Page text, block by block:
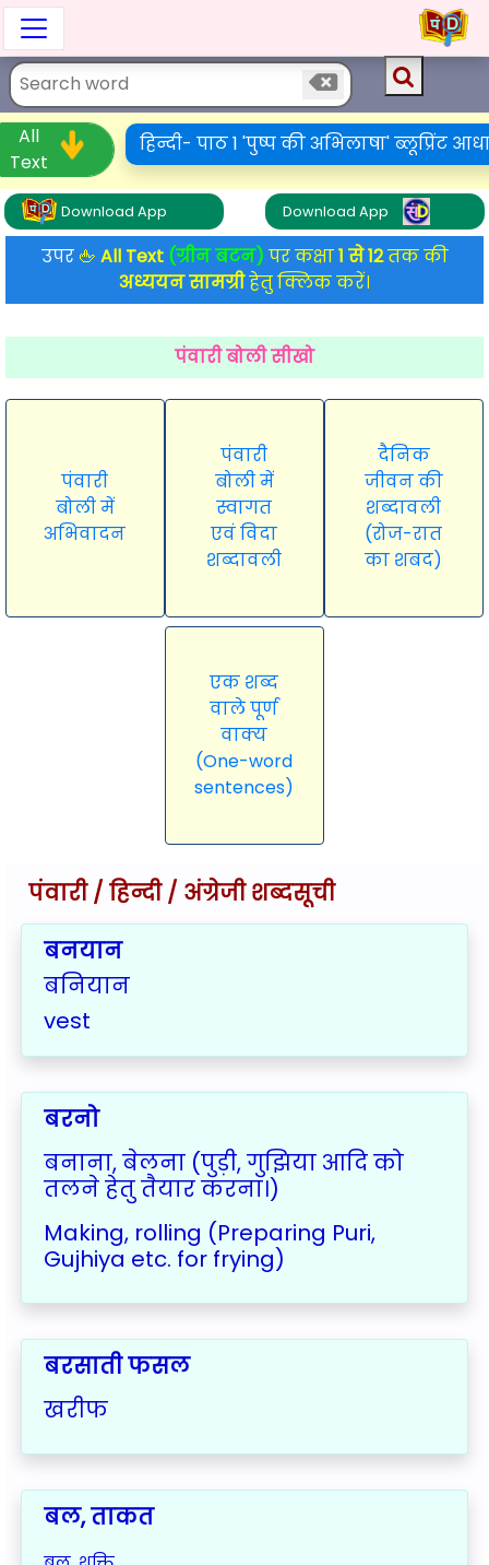
All
Text
हिन्दी- पाठ 1 'पुष्प की अभिलाषा' ब्लूप्रिंट
Download App Download App
उपर🖕 All Text (ग्रीन बटन) पर कक्षा1 से 12तक की
अध्ययन सामग्रीहेतु क्लिक करें।
पंवारी बोली सीखो
पंवारी
बोली में
अभिवादन
पंवारी
बोली में
स्वागत
एवं विदा
शब्दावली
दैनिक
जीवन की
शब्दावली
(रोज-रात
का शबद)
एक शब्द
वाले पूर्ण
वाक्य
(One-word
sentences)
पंवारी / हिन्दी / अंग्रेजी शब्दसूची
बनयान
बनियान
vest
बरनो
बनाना, बेलना (पुड़ी, गुझिया आदि को
तलने हेतु तैयार करना।)
Making, rolling (Preparing Puri,
Gujhiya etc. for frying)
बरसाती फसल
खरीफ
बल, ताकत